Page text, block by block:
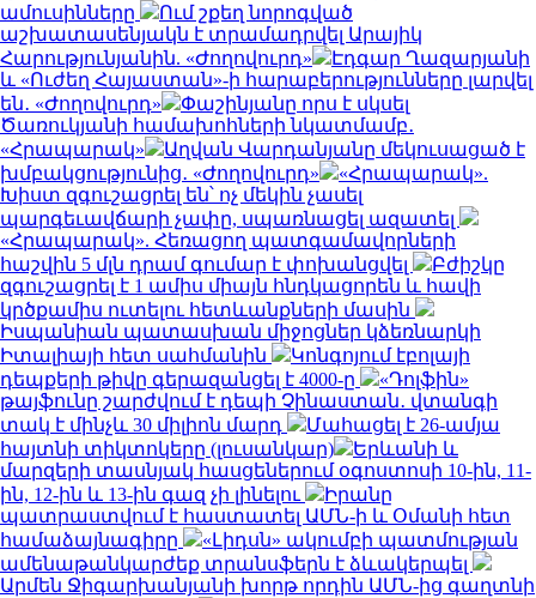
ամուսինները
Ում շքեղ նորոգված
աշխատասենյակն է տրամադրվել Արայիկ
Հարությունյանին. «Ժողովուրդ»
Էդգար Ղազարյանի
և «Ուժեղ Հայաստան»-ի հարաբերությունները լարվել
են․ «Ժողովուրդ»
Փաշինյանը որս է սկսել
Ծառուկյանի համախոհների նկատմամբ․
«Հրապարակ»
Աղվան Վարդանյանը մեկուսացած է
խմբակցությունից․ «Ժողովուրդ»
«Հրապարակ».
Խիստ զգուշացրել են՝ ոչ մեկին չասել
պարգեւավճարի չափը, սպառնացել ազատել
«Հրապարակ». Հեռացող պատգամավորների
հաշվին 5 մլն դրամ գումար է փոխանցվել
Բժիշկը
զգուշացրել է 1 ամիս միայն հնդկացորեն և հավի
կրծքամիս ուտելու հետևանքների մասին
Իսպանիան պատասխան միջոցներ կձեռնարկի
Իտալիայի հետ սահմանին
Կոնգոյում էբոլայի
դեպքերի թիվը գերազանցել է 4000-ը
«Դոլֆին»
թայֆունը շարժվում է դեպի Չինաստան․ վտանգի
տակ է մինչև 30 միլիոն մարդ
Մահացել է 26-ամյա
հայտնի տիկտոկերը (լուսանկար)
Երևանի և
մարզերի տասնյակ հասցեներում օգոստոսի 10-ին, 11-
ին, 12-ին և 13-ին գազ չի լինելու
Իրանը
պատրաստվում է հաստատել ԱՄՆ-ի և Օմանի հետ
համաձայնագիրը
«Լիդսն» ակումբի պատմության
ամենաթանկարժեք տրանսֆերն է ձևակերպել
Արմեն Ջիգարխանյանի խորթ որդին ԱՄՆ-ից գաղտնի